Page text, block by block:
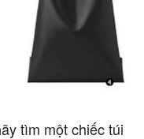
tìm một chiếc túi